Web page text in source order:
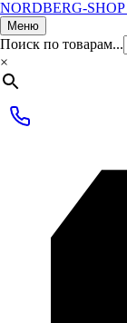
NORDBERG-SHOP
Меню
Поиск по товарам...
×